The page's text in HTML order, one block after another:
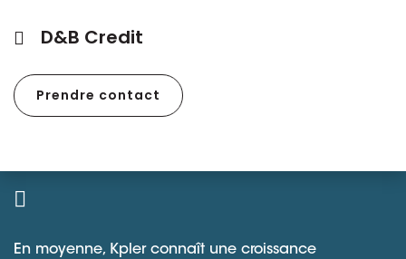
D&B Credit
Prendre contact
En moyenne, Kpler connaît une croissance